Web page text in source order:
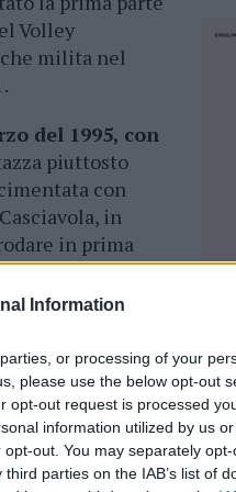
Information
or processing of your
please use the below opt-out
opt-out request is processed
information utilized by us
out. You may separately
parties on the IAB’s list of
Volley
milita nel
del 1995, con
piuttosto
con
in
in prima
ha disputato un
2015 è arrivata
libero, a
ètrovata spesso
copione si è
campionato
giocatrici che